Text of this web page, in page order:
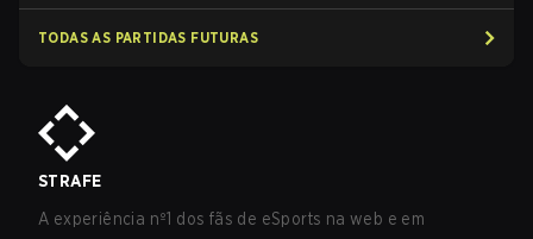
TODAS AS PARTIDAS FUTURAS
STRAFE
A experiência nº1 dos fãs de eSports na web e em